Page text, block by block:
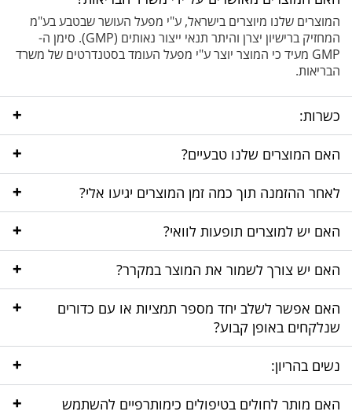
המוצרים שלנו מיוצרים בישראל, ע"י מפעל העושר שבטבע בע"מ
המחזיק ברישיון יצרן והיתר תנאי ייצור נאותים (GMP). סימן ה-
GMP מעיד כי המוצר יוצר ע"י מפעל העומד בסטנדרטים של משרד
הבריאות.
כשרות: +
האם המוצרים שלנו טבעיים? +
לאחר ההזמנה תוך כמה זמן המוצרים יגיעו אלי? +
האם יש למוצרים תופעות לוואי? +
האם יש צורך לשמור את המוצר במקרר? +
האם אפשר לשלב יחד מספר תמציות או עם כדורים
שנלקחים באופן קבוע?
+
נשים בהריון: +
האם מותר לחולים בטיפולים כימותרפיים להשתמש
+